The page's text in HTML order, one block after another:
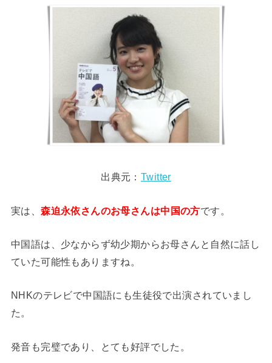
出典元： Twitter
実は、森迫永依さんのお母さんは中国の方です。
中国語は、少なからず幼少期からお母さんと自然に話し
ていた可能性もありますね。
NHKのテレビで中国語にも生徒役で出演されていまし
た。
発音も完璧であり、とても好評でした。